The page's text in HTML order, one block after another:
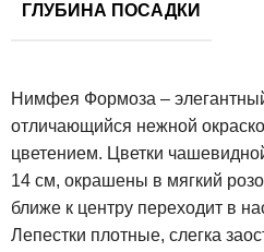
ГЛУБИНА ПОСАДКИ
Нимфея Формоза –
отличающийся нежной
цветением. Цветки
14 см, окрашены в мягкий
ближе к центру переходит в
Лепестки плотные, слегка